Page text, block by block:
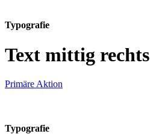
Typografie
Text mittig rechts
Primäre Aktion
Typografie